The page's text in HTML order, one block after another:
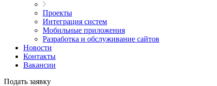
Проекты
Интеграция систем
Мобильные приложения
Разработка и обслуживание сайтов
Новости
Контакты
Вакансии
Подать заявку